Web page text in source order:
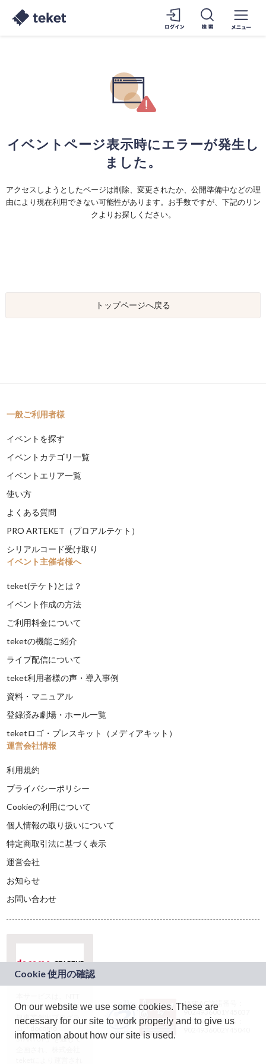
イベントページ表示時にエラーが発生し
ました。
アクセスしようとしたページは削除、変更されたか、公開準備中などの理
由により現在利用できない可能性があります。お手数ですが、下記のリン
クよりお探しください。
トップページへ戻る
一般ご利用者様
イベントを探す
イベントカテゴリ一覧
イベントエリア一覧
使い方
よくある質問
PRO ARTEKET（プロアルテケト）
シリアルコード受け取り
イベント主催者様へ
teket(テケト)とは？
イベント作成の方法
ご利用料金について
teketの機能ご紹介
ライブ配信について
teket利用者様の声・導入事例
資料・マニュアル
登録済み劇場・ホール一覧
teketロゴ・プレスキット（メディアキット）
運営会社情報
利用規約
プライバシーポリシー
Cookieの利用について
個人情報の取り扱いについて
特定商取引法に基づく表示
運営会社
お知らせ
お問い合わせ
ドコモグループの新
規事業創出プログラ
ム「docomo
STARTUP」を通じて
JASRAC許諾番号：
9024936001Y45037
JASRAC許諾番号：
On our website we use some cookies. These are
necessary for our site to work properly and to give us
information about how our site is used.